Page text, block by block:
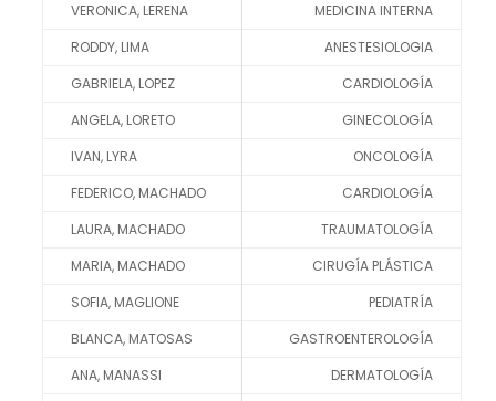
VERONICA, LERENA
MEDICINA INTERNA
RODDY, LIMA
ANESTESIOLOGIA
GABRIELA, LOPEZ
CARDIOLOGÍA
ANGELA, LORETO
GINECOLOGÍA
IVAN, LYRA
ONCOLOGÍA
FEDERICO, MACHADO
CARDIOLOGÍA
LAURA, MACHADO
TRAUMATOLOGÍA
MARIA, MACHADO
CIRUGÍA PLÁSTICA
SOFIA, MAGLIONE
PEDIATRÍA
BLANCA, MATOSAS
GASTROENTEROLOGÍA
ANA, MANASSI
DERMATOLOGÍA